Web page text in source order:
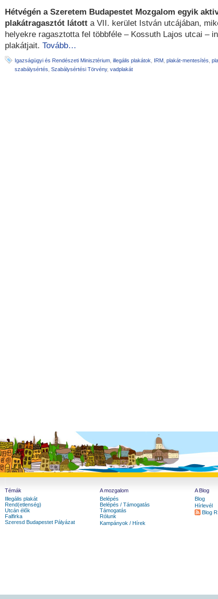
Hétvégén a Szeretem Budapestet Mozgalom egyik
plakátragasztót látott a VII. kerület István utcájában,
helyekre ragasztotta fel többféle – Kossuth Lajos utcai –
plakátjait. Tovább…
Igazságügyi és Rendészeti Minisztérium illegális plakátok IRM plakát-mentesítés
szabálysértés Szabálysértési Törvény, vadplakát
Témák
Illegális plakát
Rend(etlenség)
Utcán élők
Falfirka
Szeresd Budapestet Pályázat
A mozgalom
Belépés
Belépés / Támogatás
Támogatás
Rólunk
Kampányok / Hírek
A Blog
Blog
Hírlevél
Blog